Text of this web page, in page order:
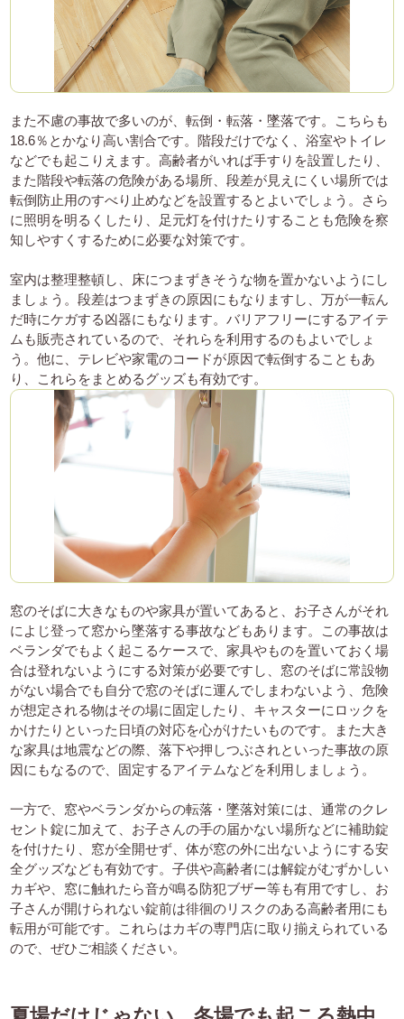
また不慮の事故で多いのが、転倒・転落・墜落です。こちらも
18.6％とかなり高い割合です。階段だけでなく、浴室やトイレ
などでも起こりえます。高齢者がいれば手すりを設置したり、
また階段や転落の危険がある場所、段差が見えにくい場所では
転倒防止用のすべり止めなどを設置するとよいでしょう。さら
に照明を明るくしたり、足元灯を付けたりすることも危険を察
知しやすくするために必要な対策です。
室内は整理整頓し、床につまずきそうな物を置かないようにし
ましょう。段差はつまずきの原因にもなりますし、万が一転ん
だ時にケガする凶器にもなります。バリアフリーにするアイテ
ムも販売されているので、それらを利用するのもよいでしょ
う。他に、テレビや家電のコードが原因で転倒することもあ
り、これらをまとめるグッズも有効です。
窓のそばに大きなものや家具が置いてあると、お子さんがそれ
によじ登って窓から墜落する事故などもあります。この事故は
ベランダでもよく起こるケースで、家具やものを置いておく場
合は登れないようにする対策が必要ですし、窓のそばに常設物
がない場合でも自分で窓のそばに運んでしまわないよう、危険
が想定される物はその場に固定したり、キャスターにロックを
かけたりといった日頃の対応を心がけたいものです。また大き
な家具は地震などの際、落下や押しつぶされといった事故の原
因にもなるので、固定するアイテムなどを利用しましょう。
一方で、窓やベランダからの転落・墜落対策には、通常のクレ
セント錠に加えて、お子さんの手の届かない場所などに補助錠
を付けたり、窓が全開せず、体が窓の外に出ないようにする安
全グッズなども有効です。子供や高齢者には解錠がむずかしい
カギや、窓に触れたら音が鳴る防犯ブザー等も有用ですし、お
子さんが開けられない錠前は徘徊のリスクのある高齢者用にも
転用が可能です。これらはカギの専門店に取り揃えられている
ので、ぜひご相談ください。